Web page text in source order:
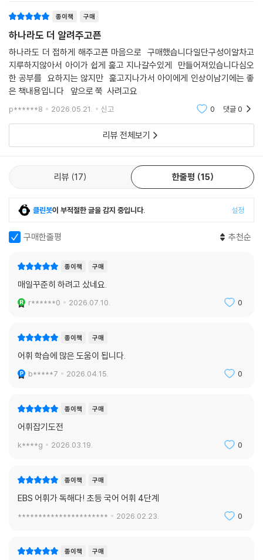
종이책 구매
하나라도 더 알려주고픈
하나라도 더 접하게 해주고픈 마음으로 구매했습니다일단구성이알차고
지루하지않아서 아이가 쉽게 훑고 지나갈수있게 만들어져있습니다심오
한 공부를 요하지는 않지만 훑고지나가서 아이에게 인상이남기에는 좋
은 책내용입니다 앞으로 쭉 사려고요
p******8 2026.05.21. 신고 0 댓글0
리뷰 전체보기
리뷰 17 한줄평 15
클린봇이 부적절한 글을 감지 중입니다. 설정
구매한줄평 추천순
종이책 구매
매일꾸준히 하려고 샀네요.
r******0 2026.07.10. 0
종이책 구매
어휘 학습에 많은 도움이 됩니다.
b*****7 2026.04.15. 0
종이책 구매
어휘잡기도전
k****g 2026.03.19. 0
종이책 구매
EBS 어휘가 독해다! 초등 국어 어휘 4단계
********************** 2026.02.23. 0
종이책 구매